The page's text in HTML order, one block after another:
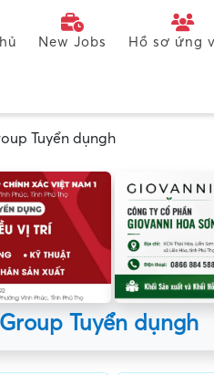
New Jobs Hồ sơ ứng
Tuyển dụngh
Tuyển dụngh